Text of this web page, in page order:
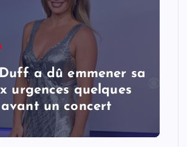
a dû emmener sa
urgences quelques
avant un concert